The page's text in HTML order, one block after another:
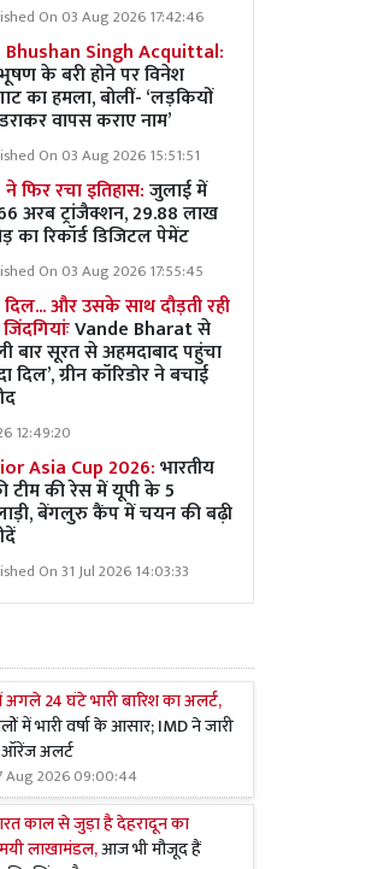
On 03 Aug 2026 17:42:46
Bhushan Singh Acquittal:
के बरी होने पर विनेश
का हमला, बोलीं- ‘लड़कियों
वापस कराए नाम’
On 03 Aug 2026 15:51:51
ने फिर रचा इतिहास:जुलाई में
अरब ट्रांजैक्शन, 29.88 लाख
का रिकॉर्ड डिजिटल पेमेंट
On 03 Aug 2026 17:55:45
और उसके साथ दौड़ती रही
Vande Bharat से
बार सूरत से अहमदाबाद पहुंचा
दिल’, ग्रीन कॉरिडोर ने बचाई
12:49:20
Asia Cup 2026:भारतीय
टीम की रेस में यूपी के 5
बेंगलुरु कैंप में चयन की बढ़ी
On 31 Jul 2026 14:03:33
अगले 24 घंटे भारी बारिश का अलर्ट,
में भारी वर्षा के आसार; IMD ने जारी
अलर्ट
Aug 2026 09:00:44
काल से जुड़ा है देहरादून का
लाखामंडल,आज भी मौजूद हैं